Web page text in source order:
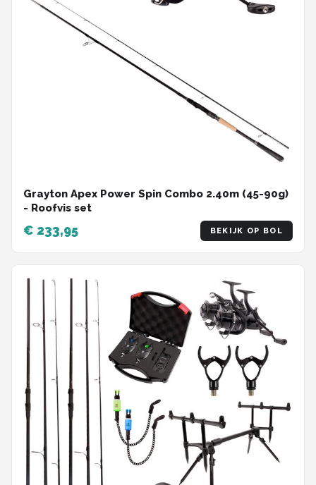
Grayton Apex Power Spin Combo 2.40m (45-90g)
- Roofvis set
€ 233,95 BEKIJK OP BOL